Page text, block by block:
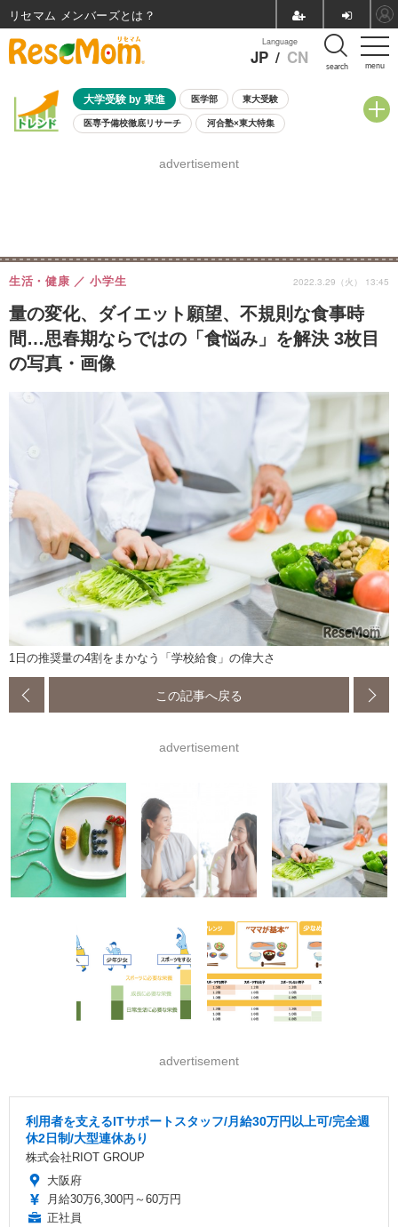
menu
Language
JP / CN search
大学受験 by 東進 医学部 東大受験
医専予備校徹底リサーチ 河合塾×東大特集
8月開催学校説明会・相談会
advertisement
量の変化、ダイエット願望、不規則な食事時
間…思春期ならではの「食悩み」を解決 3枚目
の写真・画像
生活・健康 小学生 2022.3.29（火） 13:45
1日の推奨量の4割をまかなう「学校給食」の偉大さ
この記事へ戻る
advertisement
advertisement
利用者を支えるITサポートスタッフ/月給30万円以上可/完全週
休2日制/大型連休あり
株式会社RIOT GROUP
大阪府
月給30万6,300円～60万円
正社員
リセマム メンバーズ